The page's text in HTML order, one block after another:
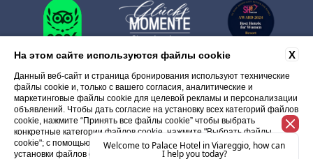
X
На этом сайте используются файлы cookie
Данный веб-сайт и страница бронирования используют технические
файлы cookie и, только с вашего согласия, аналитические и
маркетинговые файлы cookie для целевой рекламы и персонализации
объявлений. Чтобы дать согласие на установку всех категорий файлов
cookie, нажмите “Принять все файлы cookie” чтобы выбрать
конкретные категории файлов cookie, нажмите "Выбрать файлы
cookie"; с помощью “x” вы можете закрыть баннер и отказаться от
установки файлов cookie, кроме технических. Чтобы снова открыть